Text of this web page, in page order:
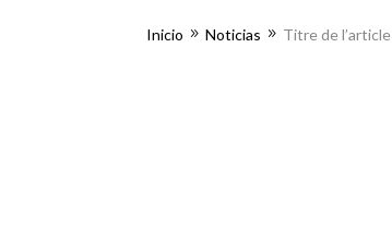
Inicio 9 Noticias 9 Titre de l’article